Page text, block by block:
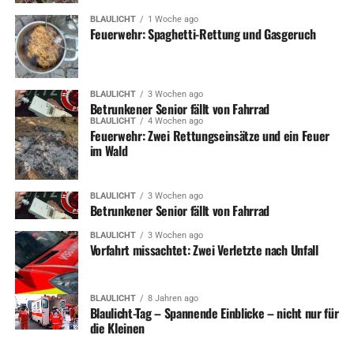
BLAULICHT 1 Woche ago
Feuerwehr: Spaghetti-Rettung und Gasgeruch
BLAULICHT 3 Wochen ago
Betrunkener Senior fällt von Fahrrad
BLAULICHT 4 Wochen ago
Feuerwehr: Zwei Rettungseinsätze und ein Feuer
im Wald
BLAULICHT 3 Wochen ago
Betrunkener Senior fällt von Fahrrad
BLAULICHT 3 Wochen ago
Vorfahrt missachtet: Zwei Verletzte nach Unfall
BLAULICHT 8 Jahren ago
Blaulicht-Tag – Spannende Einblicke – nicht nur für
die Kleinen